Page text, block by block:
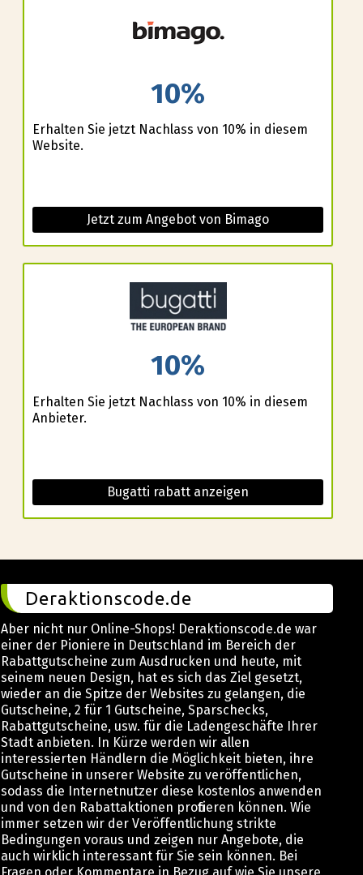
10%
Erhalten Sie jetzt Nachlass von 10% in diesem
Website.
Jetzt zum Angebot von Bimago
10%
Erhalten Sie jetzt Nachlass von 10% in diesem
Anbieter.
Bugatti rabatt anzeigen
Deraktionscode.de
Aber nicht nur Online-Shops! Deraktionscode.de war
einer der Pioniere in Deutschland im Bereich der
Rabattgutscheine zum Ausdrucken und heute, mit
seinem neuen Design, hat es sich das Ziel gesetzt,
wieder an die Spitze der Websites zu gelangen, die
Gutscheine, 2 für 1 Gutscheine, Sparschecks,
Rabattgutscheine, usw. für die Ladengeschäfte Ihrer
Stadt anbieten. In Kürze werden wir allen
interessierten Händlern die Möglichkeit bieten, ihre
Gutscheine in unserer Website zu veröffentlichen,
sodass die Internetnutzer diese kostenlos anwenden
und von den Rabattaktionen profitieren können. Wie
immer setzen wir der Veröffentlichung strikte
Bedingungen voraus und zeigen nur Angebote, die
auch wirklich interessant für Sie sein können. Bei